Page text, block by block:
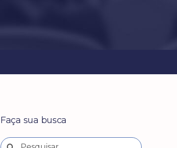
Faça sua busca
Buscar